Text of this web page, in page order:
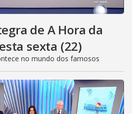
de A Hora da
sexta (22)
no mundo dos famosos